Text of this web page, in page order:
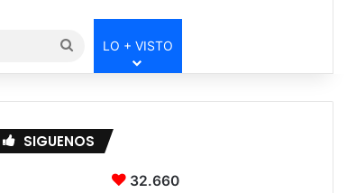
Buscar
por
LO + VISTO
SIGUENOS
32.660